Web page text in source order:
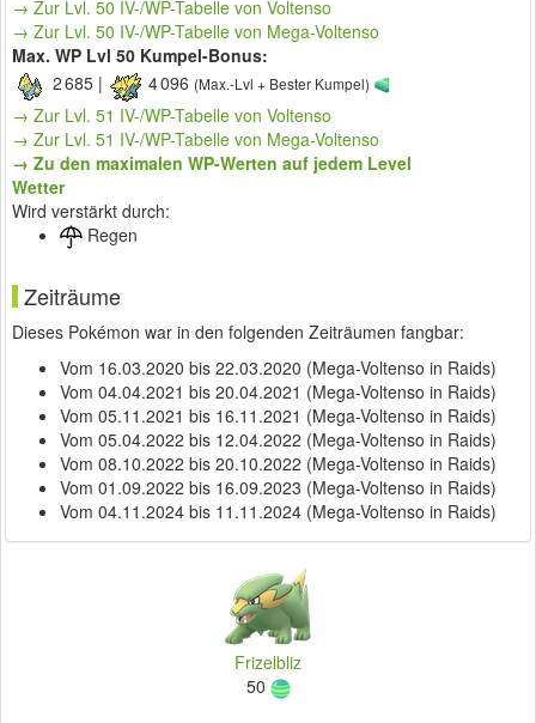
→ Zur Lvl. 50 IV-/WP-Tabelle von Voltenso
→ Zur Lvl. 50 IV-/WP-Tabelle von Mega-Voltenso
Max. WP Lvl 50 Kumpel-Bonus:
2 685 |
4 096 (Max.-Lvl + Bester Kumpel)
→ Zur Lvl. 51 IV-/WP-Tabelle von Voltenso
→ Zur Lvl. 51 IV-/WP-Tabelle von Mega-Voltenso
→ Zu den maximalen WP-Werten auf jedem Level
Wetter
Wird verstärkt durch:
Regen
Zeiträume
Dieses Pokémon war in den folgenden Zeiträumen fangbar:
Vom 16.03.2020 bis 22.03.2020 (Mega-Voltenso in Raids)
Vom 04.04.2021 bis 20.04.2021 (Mega-Voltenso in Raids)
Vom 05.11.2021 bis 16.11.2021 (Mega-Voltenso in Raids)
Vom 05.04.2022 bis 12.04.2022 (Mega-Voltenso in Raids)
Vom 08.10.2022 bis 20.10.2022 (Mega-Voltenso in Raids)
Vom 01.09.2022 bis 16.09.2023 (Mega-Voltenso in Raids)
Vom 04.11.2024 bis 11.11.2024 (Mega-Voltenso in Raids)
Frizelbliz
50